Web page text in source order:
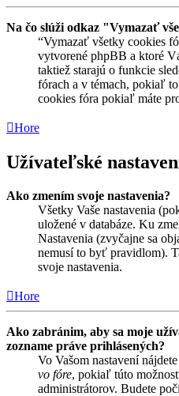
Na čo slúži odkaz "Vymazať
“Vymazať všetky cookies
vytvorené phpBB a ktoré
taktiež starajú o funkcie
fórach a v témach, pokiaľ
cookies fóra pokiaľ máte
Hore
Užívateľské
Ako zmením svoje nastavenia?
Všetky Vaše nastavenia
uložené v databáze. Ku
Nastavenia (zvyčajne sa
nemusí to byť pravidlom).
svoje nastavenia.
Hore
Ako zabránim, aby sa moje
zozname práve prihlásených?
Vo Vašom nastavení
vo fóre, pokiaľ túto
administrátorov. Budete